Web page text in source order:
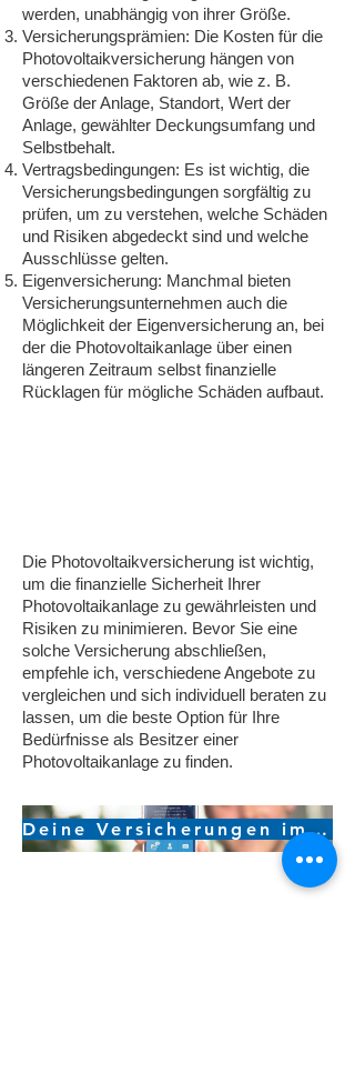
werden, unabhängig von ihrer Größe.
Versicherungsprämien: Die Kosten für die
Photovoltaikversicherung hängen von
verschiedenen Faktoren ab, wie z. B.
Größe der Anlage, Standort, Wert der
Anlage, gewählter Deckungsumfang und
Selbstbehalt.
Vertragsbedingungen: Es ist wichtig, die
Versicherungsbedingungen sorgfältig zu
prüfen, um zu verstehen, welche Schäden
und Risiken abgedeckt sind und welche
Ausschlüsse gelten.
Eigenversicherung: Manchmal bieten
Versicherungsunternehmen auch die
Möglichkeit der Eigenversicherung an, bei
der die Photovoltaikanlage über einen
längeren Zeitraum selbst finanzielle
Rücklagen für mögliche Schäden aufbaut.
Die Photovoltaikversicherung ist wichtig,
um die finanzielle Sicherheit Ihrer
Photovoltaikanlage zu gewährleisten und
Risiken zu minimieren. Bevor Sie eine
solche Versicherung abschließen,
empfehle ich, verschiedene Angebote zu
vergleichen und sich individuell beraten zu
lassen, um die beste Option für Ihre
Bedürfnisse als Besitzer einer
Photovoltaikanlage zu finden.
Deine Versicherungen immer griffbereit